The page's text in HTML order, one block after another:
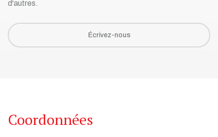
d'autres.
Écrivez-nous
Coordonnées